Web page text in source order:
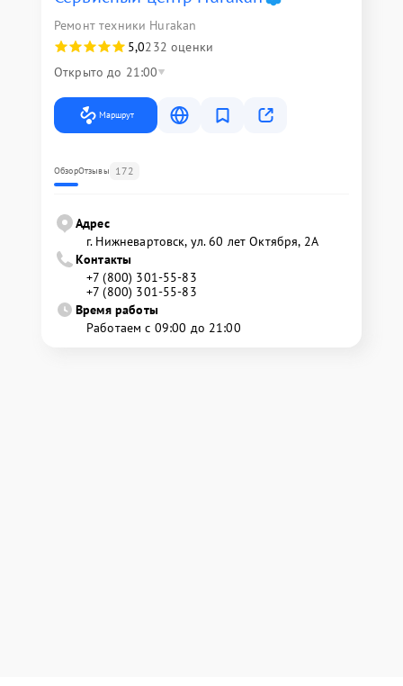
Ремонт техники Hurakan
5,0232 оценки
Открыто до 21:00
Маршрут
ОбзорОтзывы 172
Адрес
г. Нижневартовск, ул. 60 лет Октября, 2А
Контакты
+7 (800) 301-55-83
+7 (800) 301-55-83
Время работы
Работаем с 09:00 до 21:00